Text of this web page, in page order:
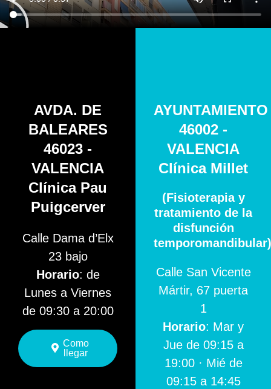
AVDA. DE
BALEARES
46023 -
VALENCIA
Clínica Pau
Puigcerver
Calle Dama d’Elx
23 bajo
Horario: de
Lunes a Viernes
de 09:30 a 20:00
Como
llegar
AYUNTAMIENTO
46002 -
VALENCIA
Clínica Millet
(Fisioterapia y
tratamiento de la
disfunción
temporomandibular)
Calle San Vicente
Mártir, 67 puerta
1
Horario: Mar y
Jue de 09:15 a
19:00 · Mié de
09:15 a 14:45